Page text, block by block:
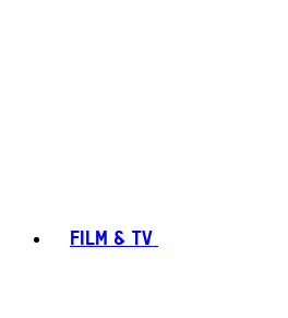
FILM & TV